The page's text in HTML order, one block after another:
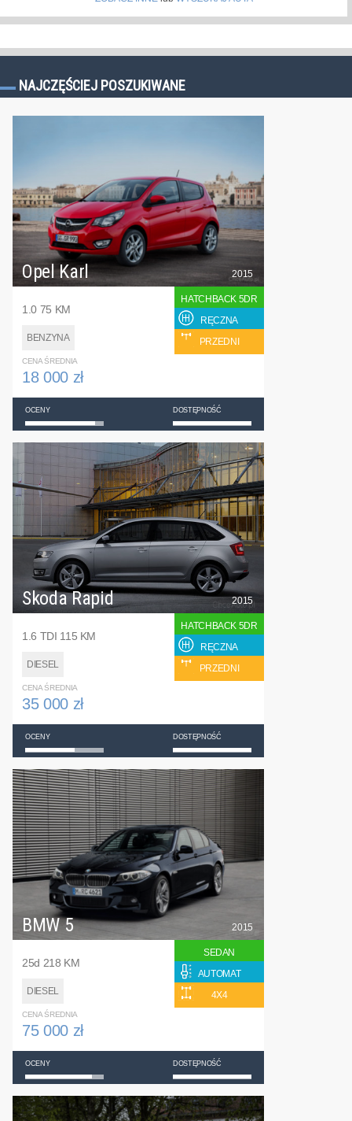
NAJCZĘŚCIEJ POSZUKIWANE
Opel Karl
1.0 75 KM
BENZYNA
2015
HATCHBACK 5DR
RĘCZNA
PRZEDNI
CENA ŚREDNIA
18 000 zł
OCENY DOSTĘPNOŚĆ
Skoda Rapid
1.6 TDI 115 KM
DIESEL
2015
HATCHBACK 5DR
RĘCZNA
PRZEDNI
CENA ŚREDNIA
35 000 zł
OCENY DOSTĘPNOŚĆ
BMW 5
25d 218 KM
DIESEL
2015
SEDAN
AUTOMAT
4X4
CENA ŚREDNIA
75 000 zł
OCENY DOSTĘPNOŚĆ